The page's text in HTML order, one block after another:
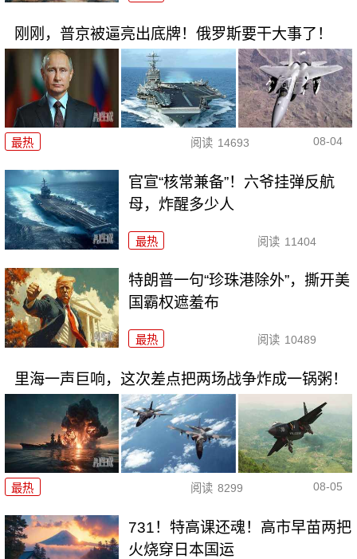
刚刚，普京被逼亮出底牌！俄罗斯要干大事了！
最热 阅读 14693 08-04
官宣“核常兼备”！六爷挂弹反航
母，炸醒多少人
最热 阅读 11404
特朗普一句“珍珠港除外”，撕开美
国霸权遮羞布
最热 阅读 10489
里海一声巨响，这次差点把两场战争炸成一锅粥！
最热 阅读 8299 08-05
731！特高课还魂！高市早苗两把
火烧穿日本国运